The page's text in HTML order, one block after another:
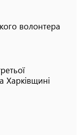
волонтера
Харківщині